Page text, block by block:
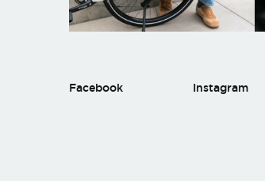
Facebook Instagram